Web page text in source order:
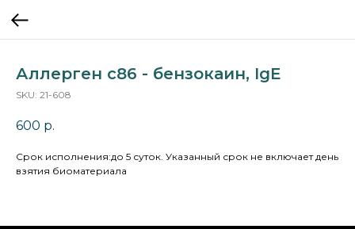
Аллерген c86 - бензокаин, IgE
SKU: 21-608
600 р.
Cрок исполнения:до 5 суток. Указанный срок не включает день
взятия биоматериала